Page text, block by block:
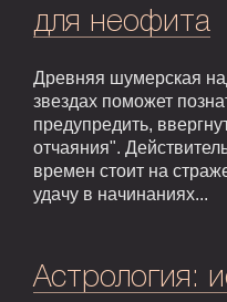
для неофита
Древняя шумерская
звездах поможет
предупредить,
отчаяния".
времен стоит на
удачу в начинаниях...
Астрология: